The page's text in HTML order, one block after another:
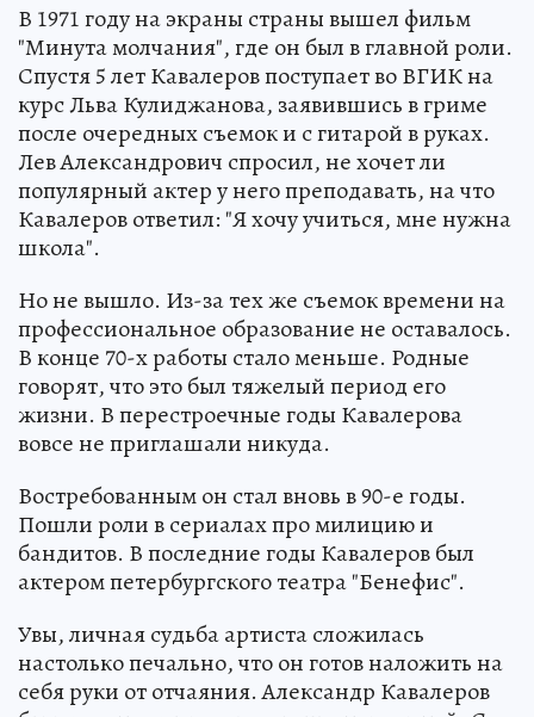
В 1971 году на экраны страны вышел фильм
"Минута молчания", где он был в главной роли.
Спустя 5 лет Кавалеров поступает во ВГИК на
курс Льва Кулиджанова, заявившись в гриме
после очередных съемок и с гитарой в руках.
Лев Александрович спросил, не хочет ли
популярный актер у него преподавать, на что
Кавалеров ответил: "Я хочу учиться, мне нужна
школа".
Но не вышло. Из-за тех же съемок времени на
профессиональное образование не оставалось.
В конце 70-х работы стало меньше. Родные
говорят, что это был тяжелый период его
жизни. В перестроечные годы Кавалерова
вовсе не приглашали никуда.
Востребованным он стал вновь в 90-е годы.
Пошли роли в сериалах про милицию и
бандитов. В последние годы Кавалеров был
актером петербургского театра "Бенефис".
Увы, личная судьба артиста сложилась
настолько печально, что он готов наложить на
себя руки от отчаяния. Александр Кавалеров